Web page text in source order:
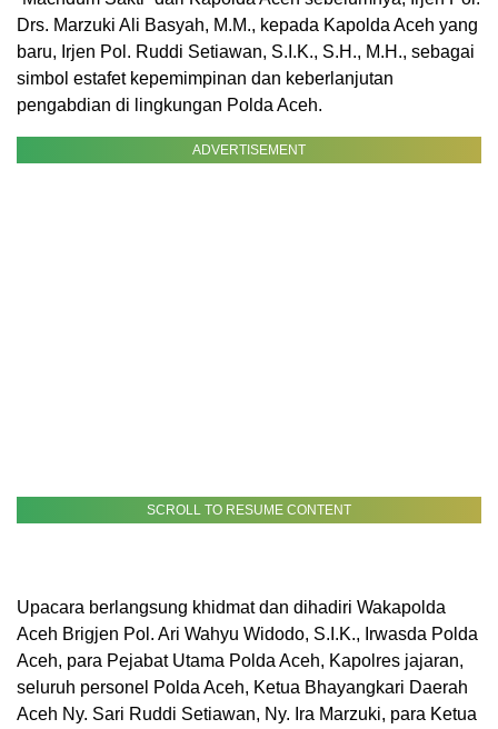
Drs. Marzuki Ali Basyah, M.M., kepada Kapolda Aceh yang
baru, Irjen Pol. Ruddi Setiawan, S.I.K., S.H., M.H., sebagai
simbol estafet kepemimpinan dan keberlanjutan
pengabdian di lingkungan Polda Aceh.
ADVERTISEMENT
SCROLL TO RESUME CONTENT
Upacara berlangsung khidmat dan dihadiri Wakapolda
Aceh Brigjen Pol. Ari Wahyu Widodo, S.I.K., Irwasda Polda
Aceh, para Pejabat Utama Polda Aceh, Kapolres jajaran,
seluruh personel Polda Aceh, Ketua Bhayangkari Daerah
Aceh Ny. Sari Ruddi Setiawan, Ny. Ira Marzuki, para Ketua